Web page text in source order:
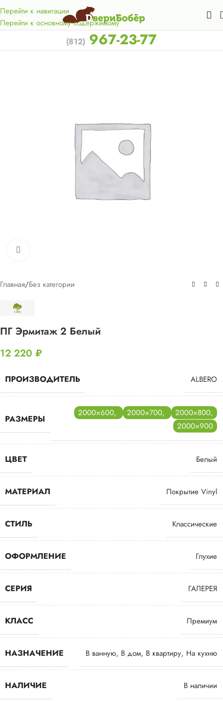
Перейти к навигации
Перейти к основному содержимому
км. от КАД.
(812) 967-23-77
Главная/Без категории
ПГ Эрмитаж 2 Белый
12 220 ₽
ПРОИЗВОДИТЕЛЬ ALBERO
РАЗМЕРЫ
2000×600, 2000×700, 2000×800,
2000×900
ЦВЕТ Белый
МАТЕРИАЛ Покрытие Vinyl
СТИЛЬ Классические
ОФОРМЛЕНИЕ Глухие
СЕРИЯ ГАЛЕРЕЯ
КЛАСС Премиум
НАЗНАЧЕНИЕ В ванную, В дом, В квартиру, На кухню
НАЛИЧИЕ В наличии